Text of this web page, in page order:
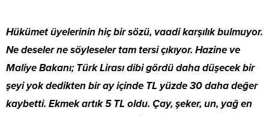
Hükümet üyelerinin hiç bir sözü, vaadi karşılık bulmuyor.
Ne deseler ne söyleseler tam tersi çıkıyor. Hazine ve
Maliye Bakanı; Türk Lirası dibi gördü daha düşecek bir
şeyi yok dedikten bir ay içinde TL yüzde 30 daha değer
kaybetti. Ekmek artık 5 TL oldu. Çay, şeker, un, yağ en